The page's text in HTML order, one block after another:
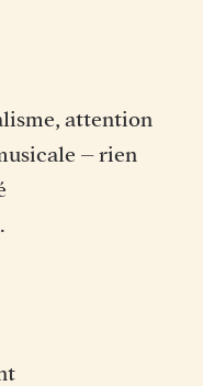
attention
– rien